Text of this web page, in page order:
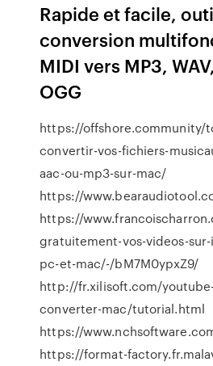
Rapide et facile,
conversion
MIDI vers MP3,
OGG
https://offshore.community/
convertir-vos-fichiers-
aac-ou-mp3-sur-mac/
https://
https://
gratuitement-vos-videos-
pc-et-mac/-/bM7M0ypxZ9/
http://fr.xilisoft.com/
converter-mac/tutorial.html
https://
https://format-